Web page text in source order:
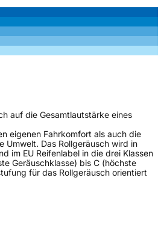
/ Alpine-Symbol
(GPSR)
auf die Gesamtlautstärke eines
eigenen Fahrkomfort als auch die
Umwelt. Das Rollgeräusch wird in
im EU Reifenlabel in die drei Klassen
Geräuschklasse) bis C (höchste
für das Rollgeräusch orientiert